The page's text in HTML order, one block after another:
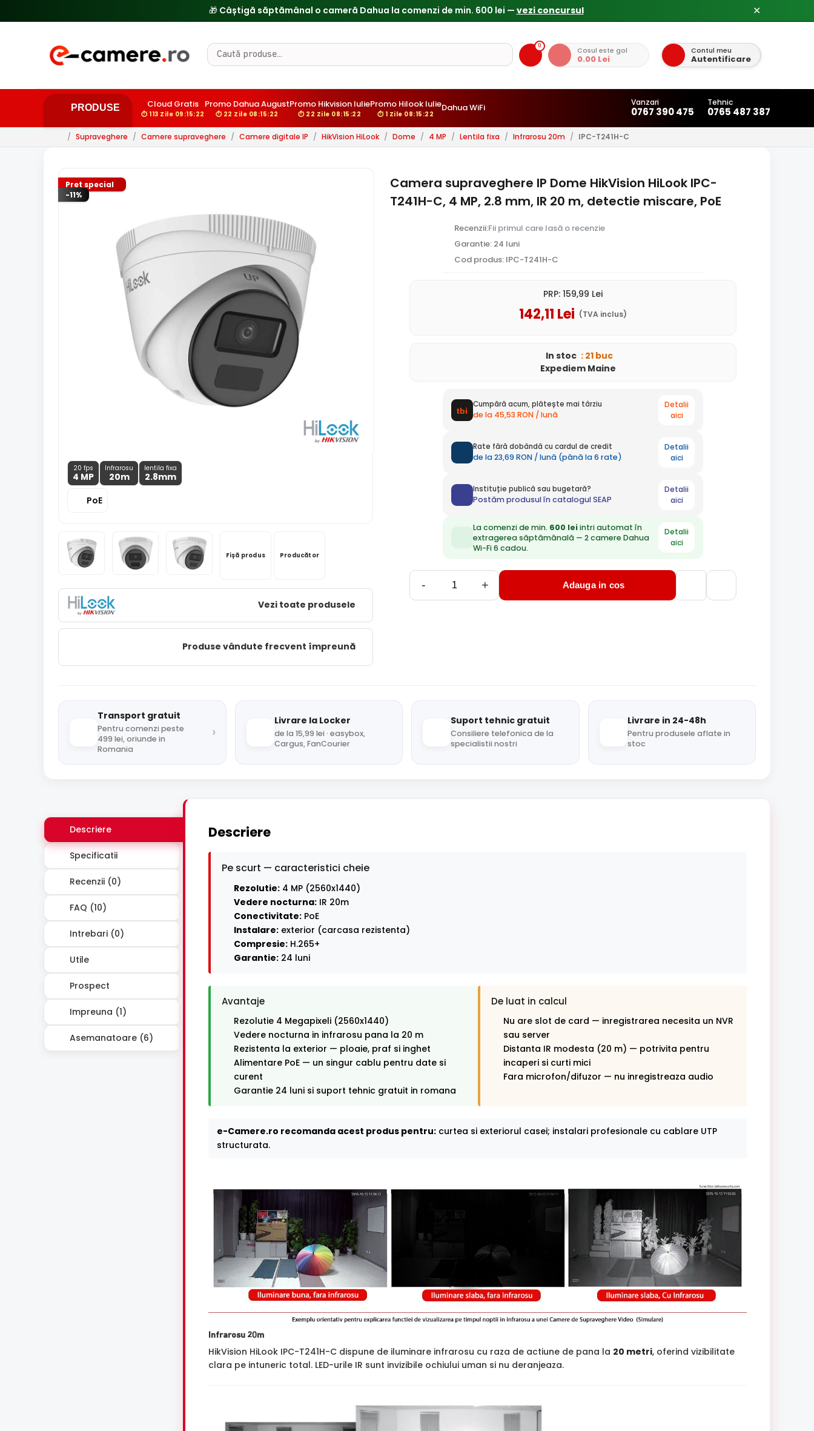
✕
0 Cosul este gol
0.00 Lei
Contul meu
Autentificare
PRODUSE Cloud Gratis
⏱ 113 Zile 09:15:21
Promo Dahua August
⏱ 22 Zile 08:15:21
Promo Hikvision Iulie
⏱ 22 Zile 08:15:21
Promo Hilook Iulie
⏱ 1 Zile 08:15:21
Dahua WiFi Vanzari
0767 390 475
Tehnic
0765 487 387
/ Supraveghere / Camere supraveghere / Camere digitale IP / HikVision HiLook / Dome / 4 MP / Lentila fixa / Infrarosu 20m / IPC-T241H-C
Pret special
-11%
20 fps
4 MP
Infrarosu
20m
lentila fixa
2.8mm
PoE
Fișă produs Producător
Vezi toate produsele
Produse vândute frecvent împreună
Camera supraveghere IP Dome HikVision HiLook IPC-
T241H-C, 4 MP, 2.8 mm, IR 20 m, detectie miscare, PoE
Recenzii:Fii primul care lasă o recenzie
Garantie: 24 luni
Cod produs: IPC-T241H-C
PRP: 159,99 Lei
142,11 Lei (TVA inclus)
In stoc : 21 buc
Expediem Maine
Cumpără acum, plătește mai târziu
de la 45,53 RON / lună
Detalii
aici
Rate fără dobândă cu cardul de credit
de la 23,69 RON / lună (până la 6 rate)
Detalii
aici
Instituție publică sau bugetară?
Postăm produsul în catalogul SEAP
Detalii
aici
La comenzi de min. 600 leiintri automat în
extragerea săptămânală — 2 camere Dahua
Wi-Fi 6 cadou.
Detalii
aici
- + Adauga in cos
Transport gratuit
Pentru comenzi peste
499 lei, oriunde in
Romania
›
Livrare la Locker
de la 15,99 lei · easybox,
Cargus, FanCourier
Suport tehnic gratuit
Consiliere telefonica de la
specialistii nostri
Livrare in 24-48h
Pentru produsele aflate in
stoc
Descriere
Specificatii
Recenzii (0)
FAQ (10)
Intrebari (0)
Utile
Prospect
Impreuna (1)
Asemanatoare (6)
Descriere
Pe scurt — caracteristici cheie
Rezolutie: 4 MP (2560x1440)
Vedere nocturna: IR 20m
Conectivitate: PoE
Instalare: exterior (carcasa rezistenta)
Compresie: H.265+
Garantie: 24 luni
Avantaje
Rezolutie 4 Megapixeli (2560x1440)
Vedere nocturna in infrarosu pana la 20 m
Rezistenta la exterior — ploaie, praf si inghet
Alimentare PoE — un singur cablu pentru date si
curent
Garantie 24 luni si suport tehnic gratuit in romana
De luat in calcul
Nu are slot de card — inregistrarea necesita un NVR
sau server
Distanta IR modesta (20 m) — potrivita pentru
incaperi si curti mici
Fara microfon/difuzor — nu inregistreaza audio
e-Camere.ro recomanda acest produs pentru: curtea si exteriorul casei; instalari profesionale cu cablare UTP
structurata.
Infrarosu 20m
HikVision HiLook IPC-T241H-C dispune de iluminare infrarosu cu raza de actiune de pana la 20 metri, oferind vizibilitate
clara pe intuneric total. LED-urile IR sunt invizibile ochiului uman si nu deranjeaza.